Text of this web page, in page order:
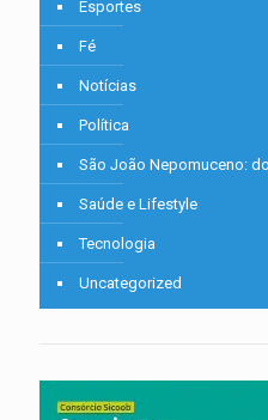
Esportes
Fé
Notícias
Política
São João Nepomuceno:
Saúde e Lifestyle
Tecnologia
Uncategorized